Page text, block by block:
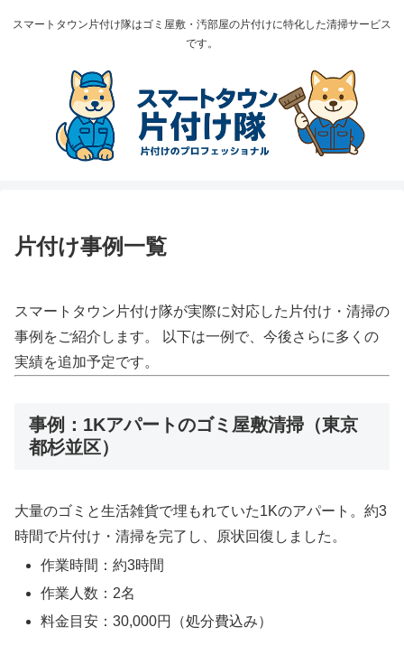
スマートタウン片付け隊はゴミ屋敷・汚部屋の片付けに特化した清掃サービス
です。
片付け事例一覧
スマートタウン片付け隊が実際に対応した片付け・清掃の
事例をご紹介します。 以下は一例で、今後さらに多くの
実績を追加予定です。
事例：1Kアパートのゴミ屋敷清掃（東京
都杉並区）
大量のゴミと生活雑貨で埋もれていた1Kのアパート。約3
時間で片付け・清掃を完了し、原状回復しました。
作業時間：約3時間
作業人数：2名
料金目安：30,000円（処分費込み）